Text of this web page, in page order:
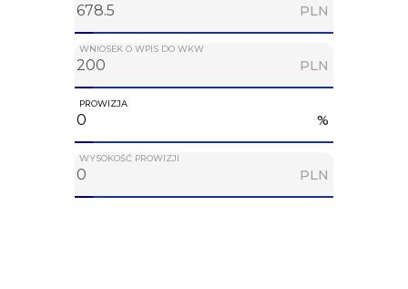
PLN
WNIOSEK O WPIS DO WKW
PLN
PROWIZJA
%
WYSOKOŚĆ PROWIZJI
PLN